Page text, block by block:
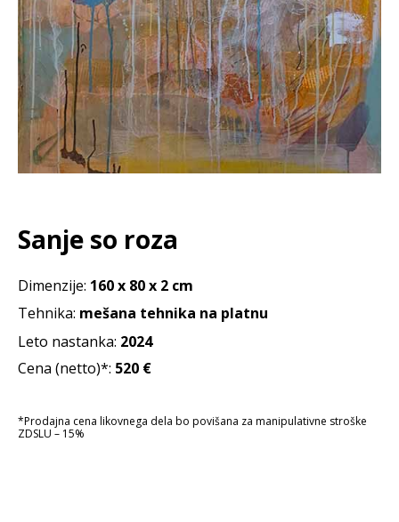
Sanje so roza
Dimenzije: 160 x 80 x 2 cm
Tehnika: mešana tehnika na platnu
Leto nastanka: 2024
Cena (netto)*: 520 €
*Prodajna cena likovnega dela bo povišana za manipulativne stroške
ZDSLU – 15%